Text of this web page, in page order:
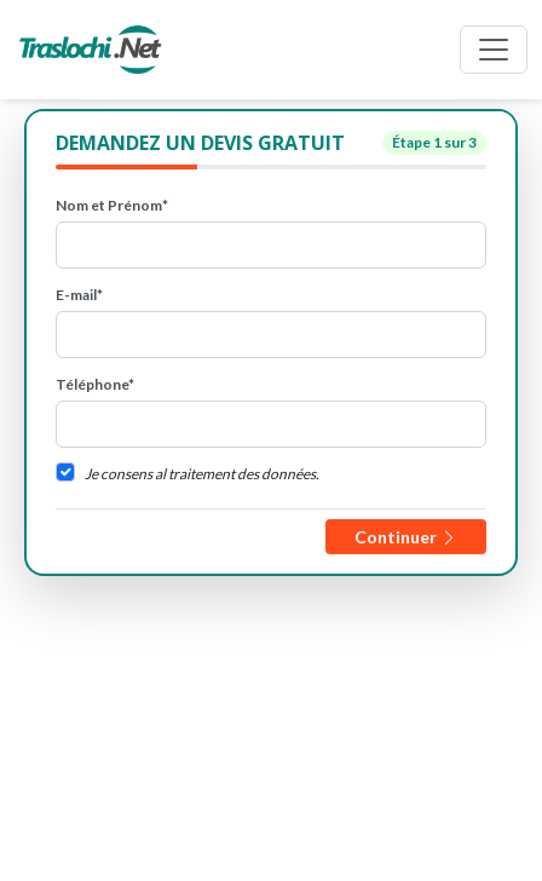
DEMANDEZ UN DEVIS GRATUIT Étape 1 sur 3
Nom et Prénom*
E-mail*
Téléphone*
Je consens al traitement des données.
Continuer